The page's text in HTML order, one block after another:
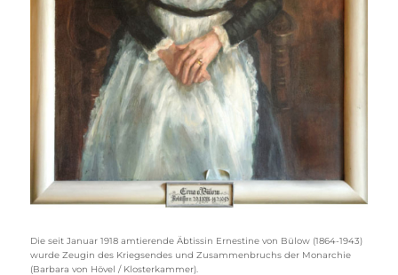
Die seit Januar 1918 amtierende Äbtissin Ernestine von Bülow (1864-1943)
wurde Zeugin des Kriegsendes und Zusammenbruchs der Monarchie
(Barbara von Hövel / Klosterkammer).